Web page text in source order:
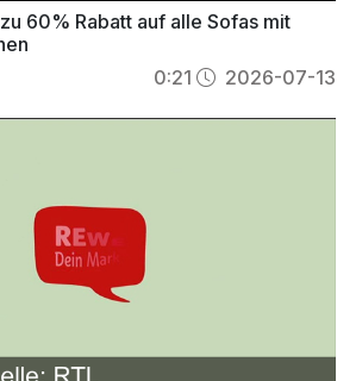
60% Rabatt auf alle Sofas mit
0:21 2026-07-13